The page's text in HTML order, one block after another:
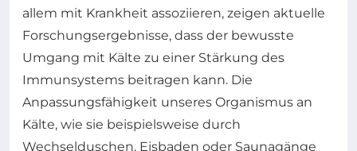
allem mit Krankheit assoziieren, zeigen aktuelle
Forschungsergebnisse, dass der bewusste
Umgang mit Kälte zu einer Stärkung des
Immunsystems beitragen kann. Die
Anpassungsfähigkeit unseres Organismus an
Kälte, wie sie beispielsweise durch
Wechselduschen, Eisbaden oder Saunagänge